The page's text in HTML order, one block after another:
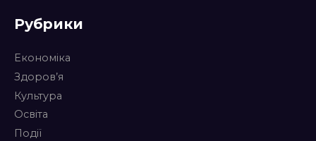
Рубрики
Економіка
Здоров’я
Культура
Освіта
Події